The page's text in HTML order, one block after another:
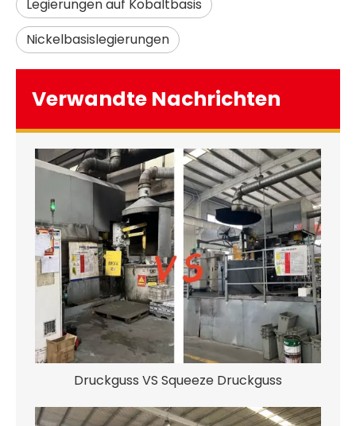
Legierungen auf Kobaltbasis
Nickelbasislegierungen
Verwandte Nachrichten
Druckguss VS Squeeze Druckguss